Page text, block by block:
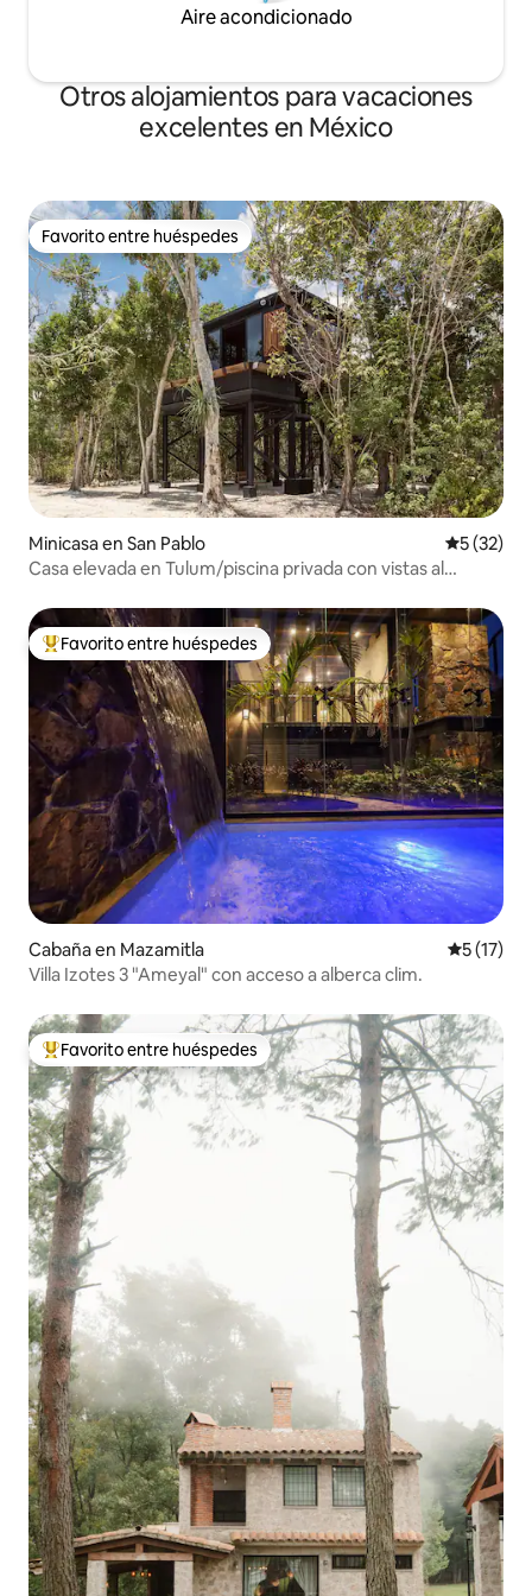
Aire acondicionado
Otros alojamientos para vacaciones
excelentes en México
Favorito entre huéspedes
Favorito entre huéspedes
Minicasa en San Pablo
5 (32)
Casa elevada en Tulum/piscina privada con vistas al
Favorito entre huéspedes preferido
Favorito entre huéspedes
Cabaña en Mazamitla
5 (17)
Villa Izotes 3 "Ameyal" con acceso a alberca clim.
Favorito entre huéspedes preferido
Favorito entre huéspedes